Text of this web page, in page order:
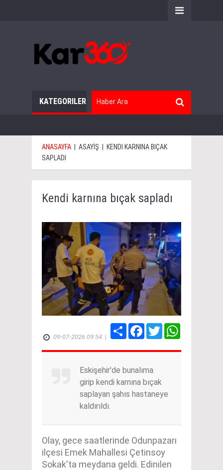
KATEGORILER
ANASAYFA | ASAYİŞ | KENDI KARNINA BIÇAK
SAPLADI
Kendi karnına bıçak sapladı
09-07-2026 09:54 |
Share FacebookTwitter
Eskişehir'de bunalıma
girip kendi karnına bıçak
saplayan şahıs hastaneye
kaldırıldı.
Olay, gece saatlerinde Odunpazarı
ilçesi Emek Mahallesi Çetinsoy
Sokak'ta meydana geldi. Edinilen